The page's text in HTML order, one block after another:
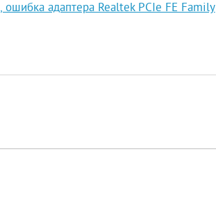
ошибка адаптера Realtek PCIe FE Family